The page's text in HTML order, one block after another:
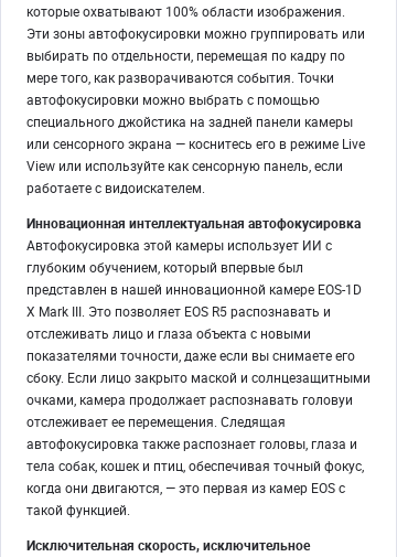
которые охватывают 100% области изображения.
Эти зоны автофокусировки можно группировать или
выбирать по отдельности, перемещая по кадру по
мере того, как разворачиваются события. Точки
автофокусировки можно выбрать с помощью
специального джойстика на задней панели камеры
или сенсорного экрана — коснитесь его в режиме Live
View или используйте как сенсорную панель, если
работаете с видоискателем.
Инновационная интеллектуальная автофокусировка
Автофокусировка этой камеры использует ИИ с
глубоким обучением, который впервые был
представлен в нашей инновационной камере EOS-1D
X Mark III. Это позволяет EOS R5 распознавать и
отслеживать лицо и глаза объекта с новыми
показателями точности, даже если вы снимаете его
сбоку. Если лицо закрыто маской и солнцезащитными
очками, камера продолжает распознавать головуи
отслеживает ее перемещения. Следящая
автофокусировка также распознает головы, глаза и
тела собак, кошек и птиц, обеспечивая точный фокус,
когда они двигаются, — это первая из камер EOS с
такой функцией.
Исключительная скорость, исключительное